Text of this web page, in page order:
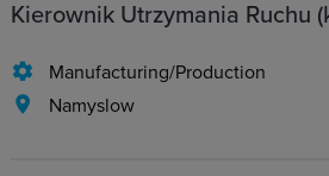
Kierownik Utrzymania Ruchu
Manufacturing/Production
Namyslow